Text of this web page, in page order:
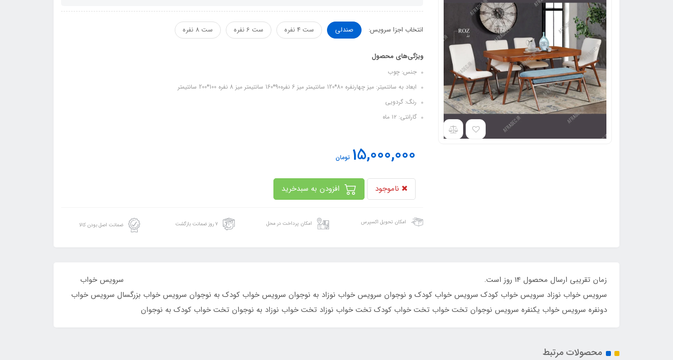
انتخاب اجزا سرویس: صندلی ست 4 نفره ست 6 نفره ست 8 نفره
ویژگی‌های محصول
جنس: چوب
ابعاد به سانتمیتر: میز چهارنفره 80*120 سانتیمتر میز 6 نفره90*160 سانتیمتر میز 8 نفره 100*200 سانتیمتر
رنگ: گردویی
گارانتی: ۱۲ ماه
15,000,000 تومان
ناموجود
امکان تحویل اکسپرس امکان پرداخت در محل ۷ روز ضمانت بازگشت ضمانت اصل بودن کالا
زمان تقریبی ارسال محصول 14 روز است. سرویس خواب
سرویس خواب نوزاد سرویس خواب کودک سرویس خواب کودک و نوجوان سرویس خواب نوزاد به نوجوان سرویس خواب کودک به نوجوان سرویس خواب بزرگسال سرویس خواب
دونفره سرویس خواب یکنفره سرویس نوجوان تخت خواب تخت خواب کودک تخت خواب نوزاد تخت خواب نوزاد به نوجوان تخت خواب کودک به نوجوان
محصولات مرتبط